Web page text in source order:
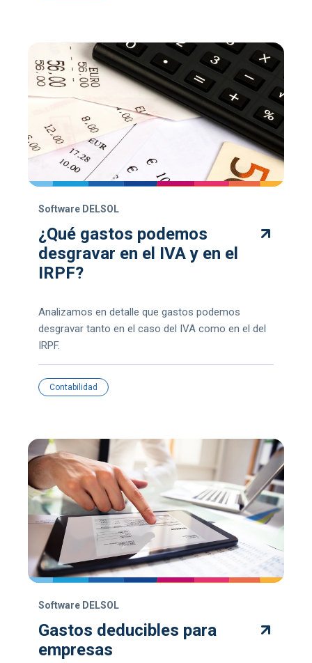
Software DELSOL
¿Qué gastos podemos
desgravar en el IVA y en el
IRPF?
Analizamos en detalle que gastos podemos
desgravar tanto en el caso del IVA como en el del
IRPF.
Contabilidad
Software DELSOL
Gastos deducibles para
empresas